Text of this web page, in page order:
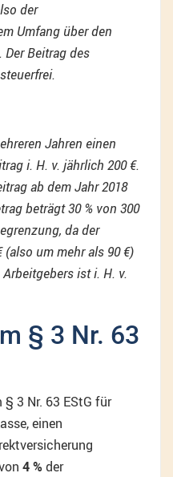
der
Umfang über den
Der Beitrag des
Jahren einen
i. H. v. jährlich 200 €.
ab dem Jahr 2018
beträgt 30 % von 300
da der
um mehr als 90 €)
ist i. H. v.
§ 3 Nr. 63
3 Nr. 63 EStG für
einen
4 %der